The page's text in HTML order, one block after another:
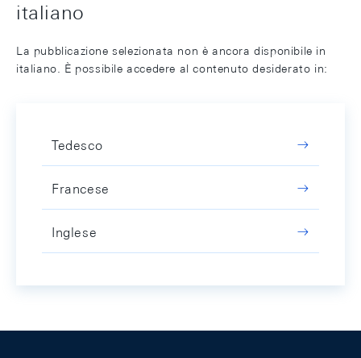
italiano
La pubblicazione selezionata non è ancora disponibile in
italiano. È possibile accedere al contenuto desiderato in:
Tedesco
Francese
Inglese